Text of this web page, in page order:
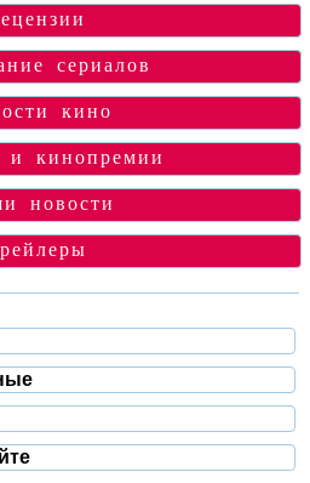
сериалов
кино
и кинопремии
новости